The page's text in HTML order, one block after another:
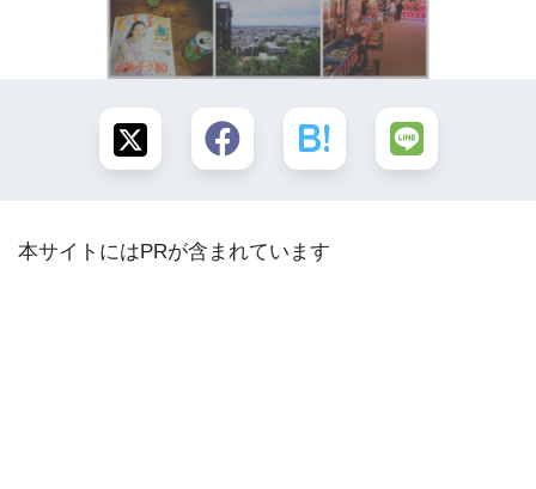
本サイトにはPRが含まれています